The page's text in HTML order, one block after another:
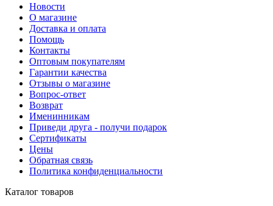
Новости
О магазине
Доставка и оплата
Помощь
Контакты
Оптовым покупателям
Гарантии качества
Отзывы о магазине
Вопрос-ответ
Возврат
Именинникам
Приведи друга - получи подарок
Сертификаты
Цены
Обратная связь
Политика конфиденциальности
Каталог товаров